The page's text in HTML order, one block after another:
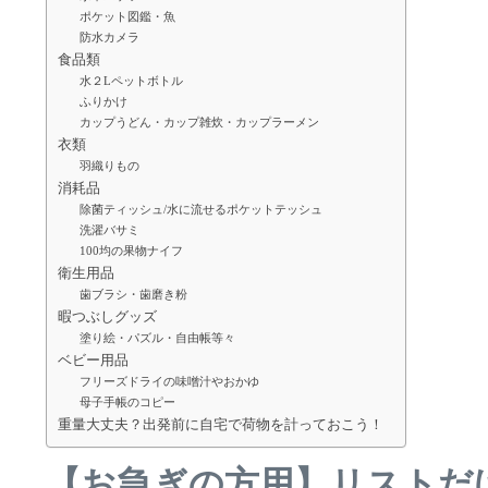
ポケット図鑑・魚
防水カメラ
食品類
水２Lペットボトル
ふりかけ
カップうどん・カップ雑炊・カップラーメン
衣類
羽織りもの
消耗品
除菌ティッシュ/水に流せるポケットテッシュ
洗濯バサミ
100均の果物ナイフ
衛生用品
歯ブラシ・歯磨き粉
暇つぶしグッズ
塗り絵・パズル・自由帳等々
ベビー用品
フリーズドライの味噌汁やおかゆ
母子手帳のコピー
重量大丈夫？出発前に自宅で荷物を計っておこう！